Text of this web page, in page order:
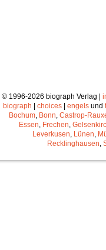
© 1996-2026 biograph Verlag |
biograph
choices engels und
Bochum, Bonn, Castrop-
Essen, Frechen,
Leverkusen, Lünen,
Recklinghausen,